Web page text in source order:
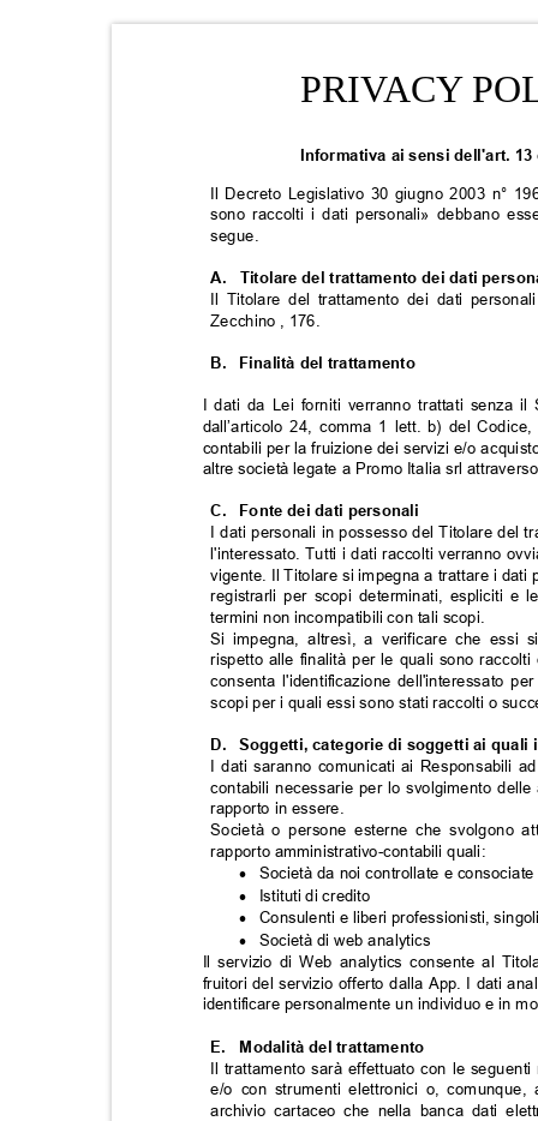
PRIVACY
Informativa ai sensi dell'art.
Il Decreto Legislativo 30 giugno 2003 n°
sono raccolti i dati personali» debbano
segue.
A. Titolare del trattamento dei dati
Il Titolare del trattamento dei dati
Zecchino , 176.
B. Finalità del trattamento
I dati da Lei forniti verranno trattati senza
dall’articolo 24, comma 1 lett. b) del
contabili per la fruizione dei servizi e/o
altre società legate a Promo Italia srl
C. Fonte dei dati personali
I dati personali in possesso del Titolare
l'interessato. Tutti i dati raccolti verranno
vigente. Il Titolare si impegna a trattare i
registrarli per scopi determinati, espliciti
termini non incompatibili con tali scopi.
Si impegna, altresì, a verificare che essi
rispetto alle finalità per le quali sono
consenta l'identificazione dell'interessato
scopi per i quali essi sono stati raccolti o
D. Soggetti, categorie di soggetti ai
I dati saranno comunicati ai Responsabili
contabili necessarie per lo svolgimento
rapporto in essere.
Società o persone esterne che svolgono
rapporto amministrativo-contabili quali:
Società da noi controllate e
 Istituti di credito
Consulenti e liberi professionisti,
Società di web analytics
Il servizio di Web analytics consente al
fruitori del servizio offerto dalla App. I dati
identificare personalmente un individuo e in
E. Modalità del trattamento
Il trattamento sarà effettuato con le
e/o con strumenti elettronici o,
archivio cartaceo che nella banca dati